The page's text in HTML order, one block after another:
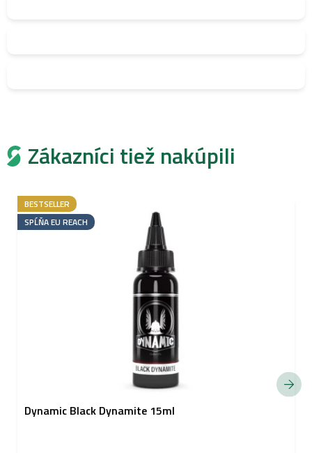
Zákazníci tiež nakúpili
BESTSELLER
SPĹŇA EU REACH
Dynamic Black Dynamite 15ml